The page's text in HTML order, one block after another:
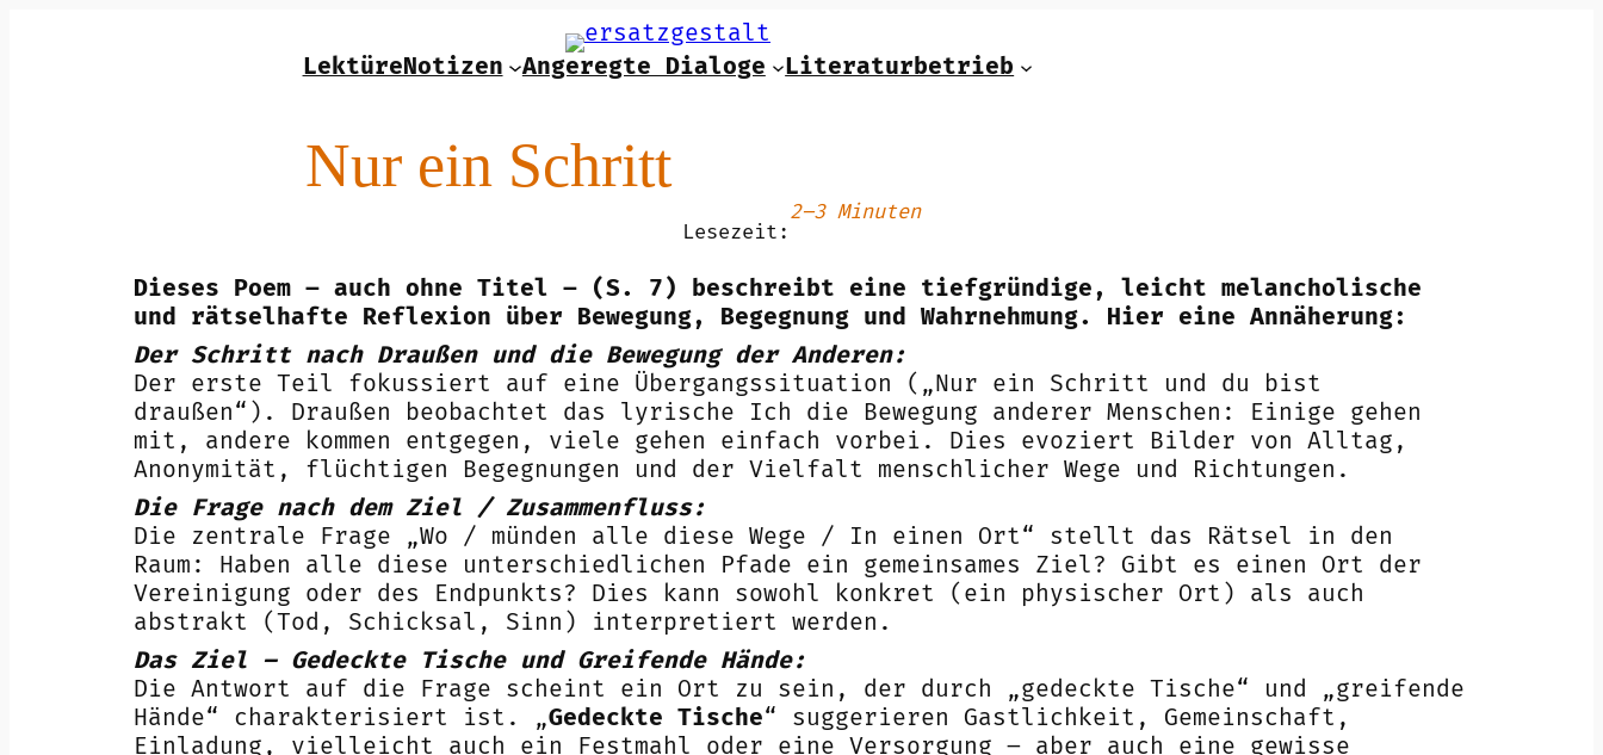
LektüreNotizen Angeregte Dialoge Literaturbetrieb
Nur ein Schritt
Lesezeit:
2–3 Minuten
Dieses Poem – auch ohne Titel – (S. 7) beschreibt eine tiefgründige, leicht melancholische
und rätselhafte Reflexion über Bewegung, Begegnung und Wahrnehmung. Hier eine Annäherung:
Der Schritt nach Draußen und die Bewegung der Anderen:
Der erste Teil fokussiert auf eine Übergangssituation („Nur ein Schritt und du bist
draußen“). Draußen beobachtet das lyrische Ich die Bewegung anderer Menschen: Einige gehen
mit, andere kommen entgegen, viele gehen einfach vorbei. Dies evoziert Bilder von Alltag,
Anonymität, flüchtigen Begegnungen und der Vielfalt menschlicher Wege und Richtungen.
Die Frage nach dem Ziel / Zusammenfluss:
Die zentrale Frage „Wo / münden alle diese Wege / In einen Ort“ stellt das Rätsel in den
Raum: Haben alle diese unterschiedlichen Pfade ein gemeinsames Ziel? Gibt es einen Ort der
Vereinigung oder des Endpunkts? Dies kann sowohl konkret (ein physischer Ort) als auch
abstrakt (Tod, Schicksal, Sinn) interpretiert werden.
Das Ziel – Gedeckte Tische und Greifende Hände:
Die Antwort auf die Frage scheint ein Ort zu sein, der durch „gedeckte Tische“ und „greifende
Hände“ charakterisiert ist. „Gedeckte Tische“ suggerieren Gastlichkeit, Gemeinschaft,
Einladung, vielleicht auch ein Festmahl oder eine Versorgung – aber auch eine gewisse